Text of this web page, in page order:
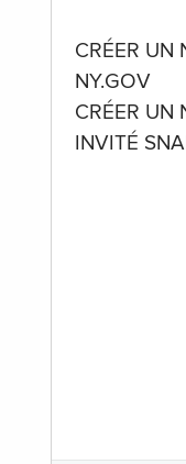
CRÉER UN
NY.GOV
CRÉER UN
INVITÉ